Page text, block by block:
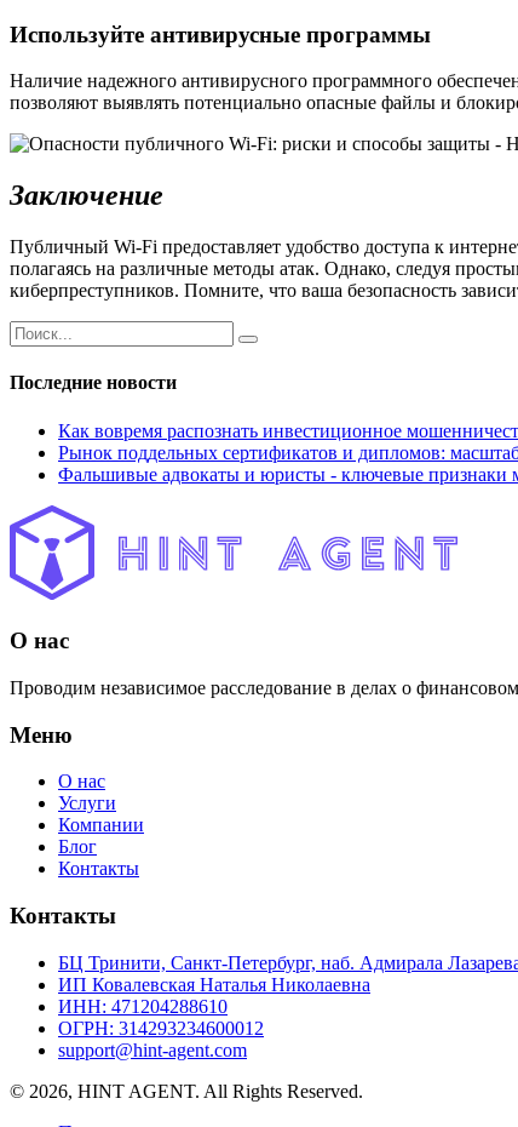
Используйте антивирусные программы
Наличие надежного антивирусного программного
позволяют выявлять потенциально опасные файлы и
Заключение
Публичный Wi-Fi предоставляет удобство доступа к
полагаясь на различные методы атак. Однако, следуя
киберпреступников. Помните, что ваша безопасность
Последние новости
Как вовремя распознать инвестиционное
Рынок поддельных сертификатов и дипломов:
Фальшивые адвокаты и юристы - ключевые признаки
О нас
Проводим независимое расследование в делах о
Меню
О нас
Услуги
Компании
Блог
Контакты
Контакты
БЦ Тринити, Санкт-Петербург, наб. Адмирала
ИП Ковалевская Наталья Николаевна
ИНН: 471204288610
ОГРН: 314293234600012
support@hint-agent.com
© 2026, HINT AGENT. All Rights Reserved.